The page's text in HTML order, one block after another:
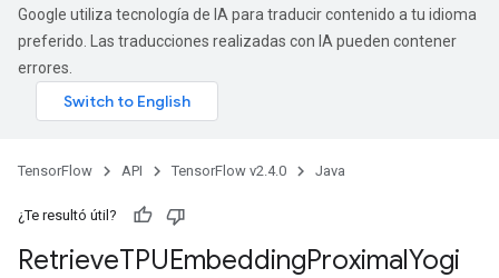
Google utiliza tecnología de IA para traducir contenido a tu idioma
preferido. Las traducciones realizadas con IA pueden contener
errores.
TensorFlow API TensorFlow v2.4.0 Java
¿Te resultó útil?
RetrieveTPUEmbeddingProximalYogi